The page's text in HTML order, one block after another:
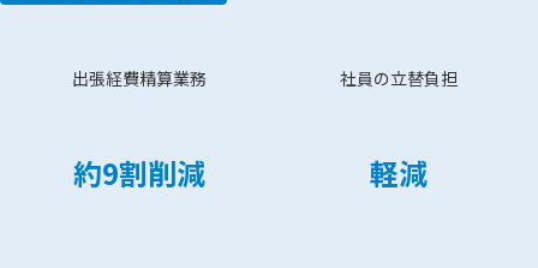
出張経費精算業務
約9割削減
社員の立替負担
軽減